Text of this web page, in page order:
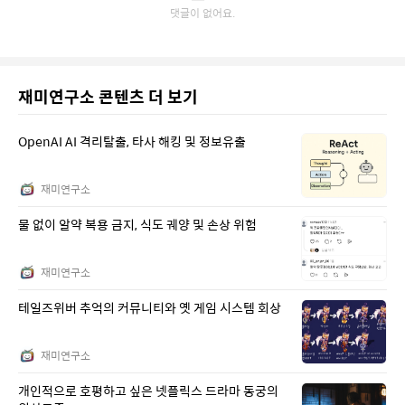
재미연구소 콘텐츠 더 보기
OpenAI AI 격리탈출, 타사 해킹 및 정보유출
재미연구소
물 없이 알약 복용 금지, 식도 궤양 및 손상 위험
재미연구소
테일즈위버 추억의 커뮤니티와 옛 게임 시스템 회상
재미연구소
개인적으로 호평하고 싶은 넷플릭스 드라마 동궁의